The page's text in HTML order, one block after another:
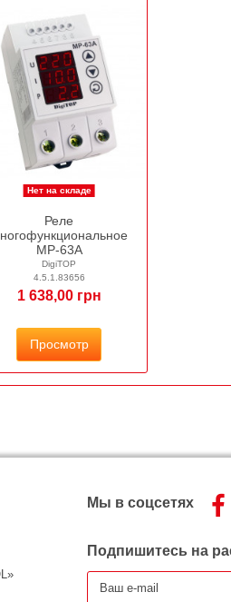
Нет на складе
Реле
МР-63А
DigiTOP
4.5.1.83656
1 638,00 грн
Просмотр
Мы в соцсетях
Подпишитесь на